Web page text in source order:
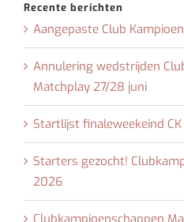
Recente berichten
Aangepaste Club
Annulering wedstrijden
Matchplay 27/28 juni
Startlijst finaleweekeind
Starters gezocht!
2026